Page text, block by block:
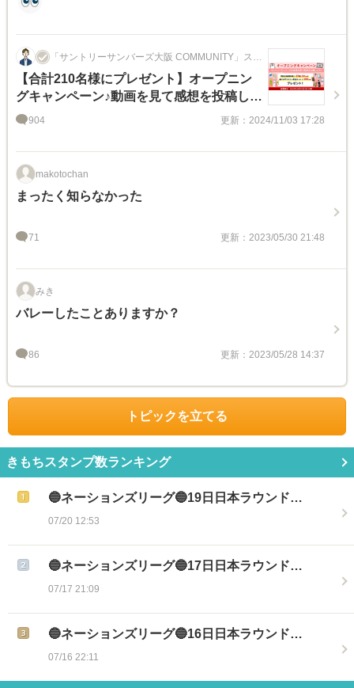
「サントリーサンバーズ大阪 COMMUNITY」スタ
ッフ
【合計210名様にプレゼント】オープニン
グキャンペーン♪動画を見て感想を投稿しよ
う！
904 更新：2024/11/03 17:28
makotochan
まったく知らなかった
71 更新：2023/05/30 21:48
みき
バレーしたことありますか？
86 更新：2023/05/28 14:37
トピックを立てる
きもちスタンプ数ランキング
🔵ネーションズリーグ🔵19日日本ラウンド…
07/20 12:53
🔵ネーションズリーグ🔵17日日本ラウンド…
07/17 21:09
🔵ネーションズリーグ🔵16日日本ラウンド…
07/16 22:11